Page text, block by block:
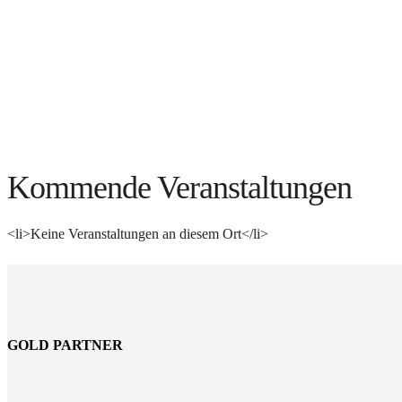
Kommende Veranstaltungen
<li>Keine Veranstaltungen an diesem Ort</li>
GOLD PARTNER